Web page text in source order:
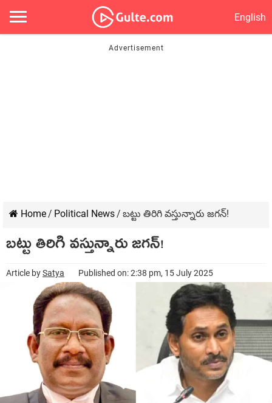
English
Home/ Political News/ బ‌ట్టు తిరిగి వస్తున్నారు జగన్!
బ‌ట్టు తిరిగి వస్తున్నారు జగన్!
Article bySatya Published on: 2:38 pm, 15 July 2025